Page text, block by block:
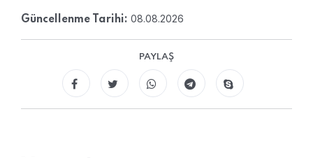
Güncellenme Tarihi: 08.08.2026
PAYLAŞ